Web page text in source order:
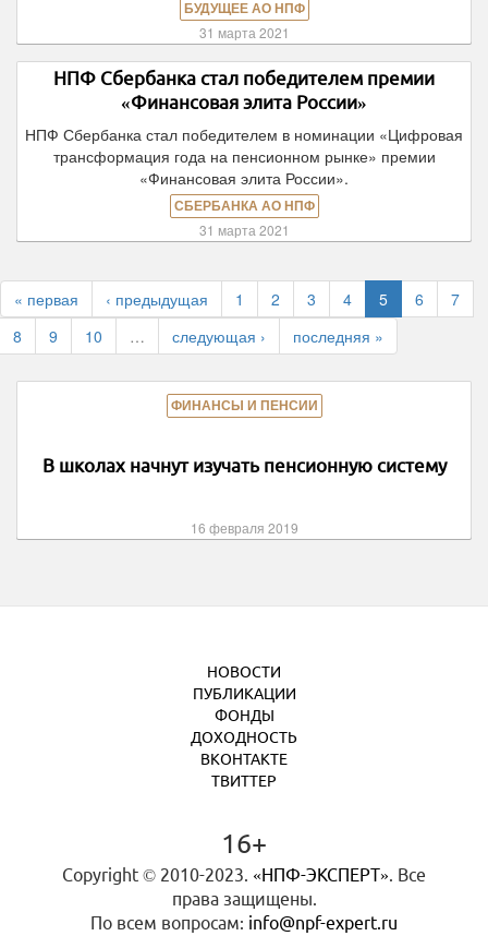
БУДУЩЕЕ АО НПФ
31 марта 2021
НПФ Сбербанка стал победителем премии
«Финансовая элита России»
НПФ Сбербанка стал победителем в номинации «Цифровая
трансформация года на пенсионном рынке» премии
«Финансовая элита России».
СБЕРБАНКА АО НПФ
31 марта 2021
« первая ‹ предыдущая 1 2 3 4 5 6
7
8
9 10 … следующая › последняя »
ФИНАНСЫ И ПЕНСИИ
В школах начнут изучать пенсионную систему
16 февраля 2019
НОВОСТИ
ПУБЛИКАЦИИ
ФОНДЫ
ДОХОДНОСТЬ
ВКОНТАКТЕ
ТВИТТЕР
16+
Copyright © 2010-2023. «НПФ-ЭКСПЕРТ». Все
права защищены.
По всем вопросам: info@npf-expert.ru